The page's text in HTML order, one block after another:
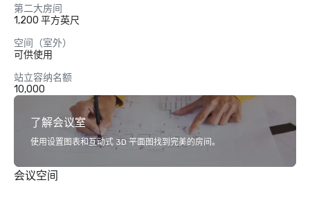
第二大房间
1,200 平方英尺
空间（室外）
可供使用
站立容纳名额
10,000
了解会议室
使用设置图表和互动式 3D 平面图找到完美的房间。
会议空间